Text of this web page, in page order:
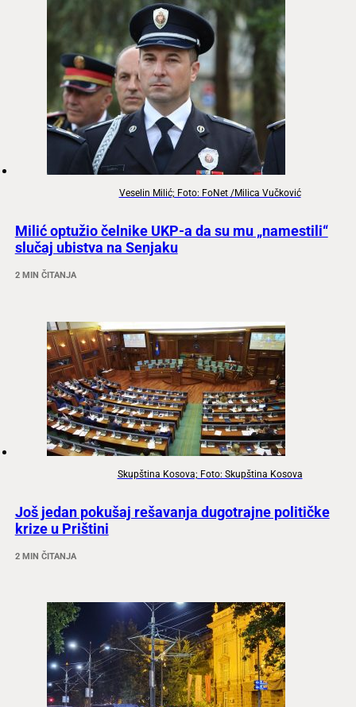
Veselin Milić; Foto: FoNet /Milica Vučković
Milić optužio čelnike UKP-a da su mu „namestili“
slučaj ubistva na Senjaku
2 MIN ČITANJA
Skupština Kosova; Foto: Skupština Kosova
Još jedan pokušaj rešavanja dugotrajne političke
krize u Prištini
2 MIN ČITANJA